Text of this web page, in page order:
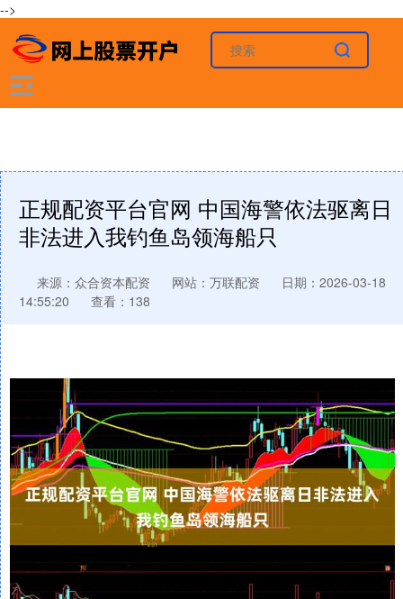
-->
正规配资平台官网 中国海警依法驱离日
非法进入我钓鱼岛领海船只
来源：众合资本配资 网站：万联配资
日期：2026-03-18
14:55:20
查看：138